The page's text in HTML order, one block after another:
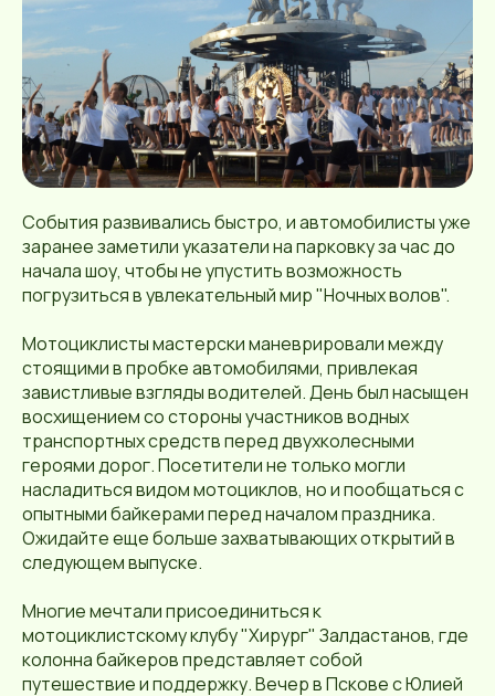
События развивались быстро, и автомобилисты уже
заранее заметили указатели на парковку за час до
начала шоу, чтобы не упустить возможность
погрузиться в увлекательный мир "Ночных волов".
Мотоциклисты мастерски маневрировали между
стоящими в пробке автомобилями, привлекая
завистливые взгляды водителей. День был насыщен
восхищением со стороны участников водных
транспортных средств перед двухколесными
героями дорог. Посетители не только могли
насладиться видом мотоциклов, но и пообщаться с
опытными байкерами перед началом праздника.
Ожидайте еще больше захватывающих открытий в
следующем выпуске.
Многие мечтали присоединиться к
мотоциклистскому клубу "Хирург" Залдастанов, где
колонна байкеров представляет собой
путешествие и поддержку. Вечер в Пскове с Юлией